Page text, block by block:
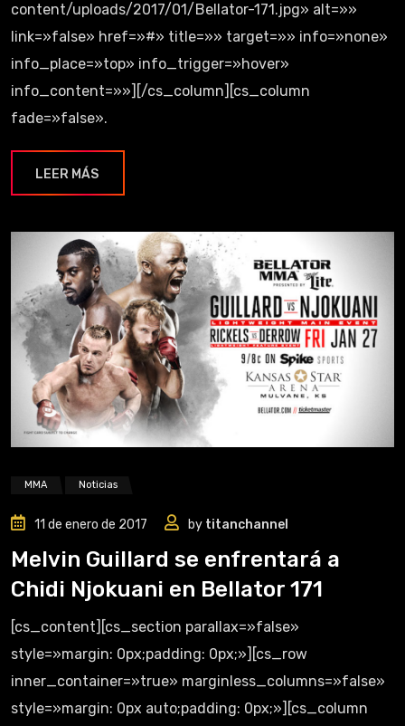
content/uploads/2017/01/Bellator-171.jpg» alt=»»
link=»false» href=»#» title=»» target=»» info=»none»
info_place=»top» info_trigger=»hover»
info_content=»»][/cs_column][cs_column
fade=»false».
LEER MÁS
MMA Noticias
11 de enero de 2017 by titanchannel
Melvin Guillard se enfrentará a
Chidi Njokuani en Bellator 171
[cs_content][cs_section parallax=»false»
style=»margin: 0px;padding: 0px;»][cs_row
inner_container=»true» marginless_columns=»false»
style=»margin: 0px auto;padding: 0px;»][cs_column